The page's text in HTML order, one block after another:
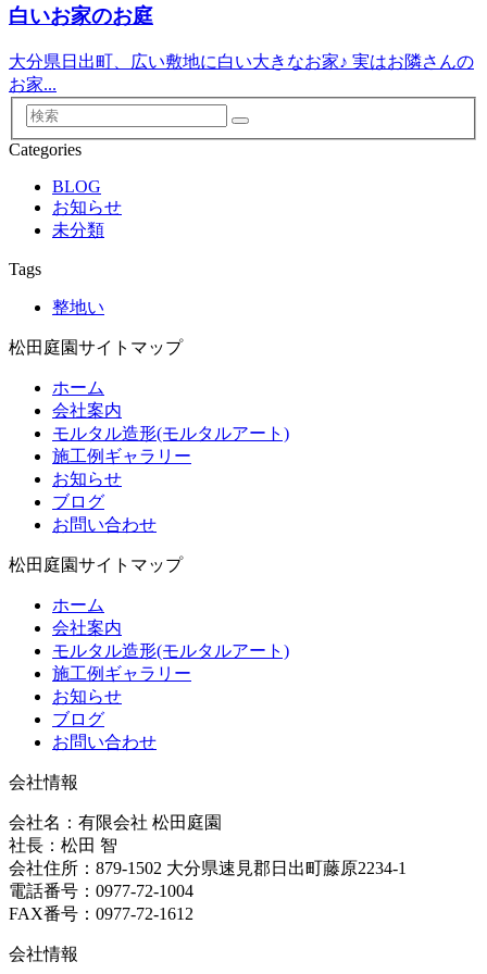
白いお家のお庭
大分県日出町、広い敷地に白い大きなお家♪ 実はお隣さんの
お家...
検
索
Categories
BLOG
お知らせ
未分類
Tags
整地い
松田庭園サイトマップ
ホーム
会社案内
モルタル造形(モルタルアート)
施工例ギャラリー
お知らせ
ブログ
お問い合わせ
松田庭園サイトマップ
ホーム
会社案内
モルタル造形(モルタルアート)
施工例ギャラリー
お知らせ
ブログ
お問い合わせ
会社情報
会社名：有限会社 松田庭園
社長：松田 智
会社住所：879-1502 大分県速見郡日出町藤原2234-1
電話番号：0977-72-1004
FAX番号：0977-72-1612
会社情報